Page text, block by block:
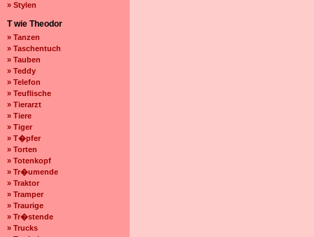
» Stylen
T wie Theodor
» Tanzen
» Taschentuch
» Tauben
» Teddy
» Telefon
» Teuflische
» Tierarzt
» Tiere
» Tiger
» T�pfer
» Torten
» Totenkopf
» Tr�umende
» Traktor
» Tramper
» Traurige
» Tr�stende
» Trucks